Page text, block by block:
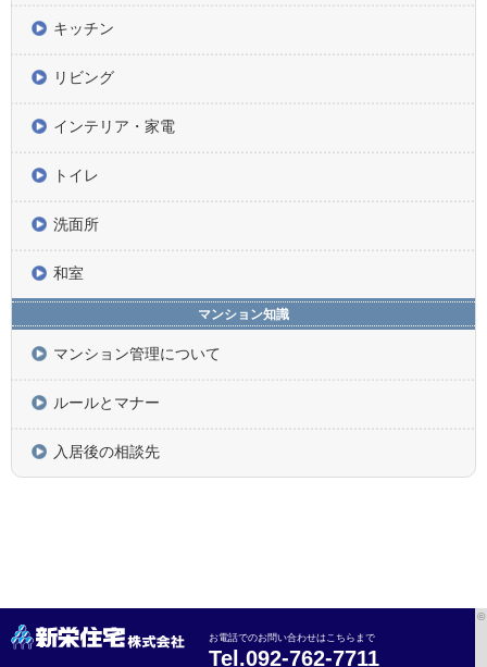
キッチン
リビング
インテリア・家電
トイレ
洗面所
和室
マンション知識
マンション管理について
ルールとマナー
入居後の相談先
お電話でのお問い合わせはこちらまで
Tel.092-762-7711
©